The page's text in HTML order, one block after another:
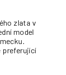
zlata v
model
preferující